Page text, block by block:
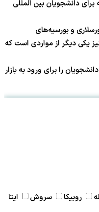
دانشجویان بین المللی
و بورسیه‌های
یکی دیگر از مواردی است که
را برای ورود به بازار
روبیکا سروش ایتا